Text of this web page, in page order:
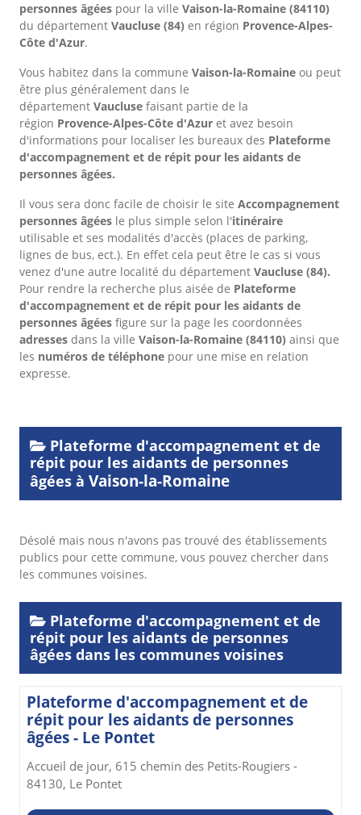
personnes âgées pour la ville Vaison-la-Romaine (84110)
du département Vaucluse (84) en région Provence-Alpes-
Côte d'Azur.
Vous habitez dans la commune Vaison-la-Romaine ou peut
être plus généralement dans le
département Vaucluse faisant partie de la
région Provence-Alpes-Côte d'Azur et avez besoin
d'informations pour localiser les bureaux des Plateforme
d'accompagnement et de répit pour les aidants de
personnes âgées.
Il vous sera donc facile de choisir le site Accompagnement
personnes âgées le plus simple selon l'itinéraire
utilisable et ses modalités d'accès (places de parking,
lignes de bus, ect.). En effet cela peut être le cas si vous
venez d'une autre localité du département Vaucluse (84).
Pour rendre la recherche plus aisée de Plateforme
d'accompagnement et de répit pour les aidants de
personnes âgées figure sur la page les coordonnées
adresses dans la ville Vaison-la-Romaine (84110) ainsi que
les numéros de téléphone pour une mise en relation
expresse.
Plateforme d'accompagnement et de
répit pour les aidants de personnes
âgées à Vaison-la-Romaine
Désolé mais nous n'avons pas trouvé des établissements
publics pour cette commune, vous pouvez chercher dans
les communes voisines.
Plateforme d'accompagnement et de
répit pour les aidants de personnes
âgées dans les communes voisines
Plateforme d'accompagnement et de
répit pour les aidants de personnes
âgées - Le Pontet
Accueil de jour, 615 chemin des Petits-Rougiers -
84130, Le Pontet